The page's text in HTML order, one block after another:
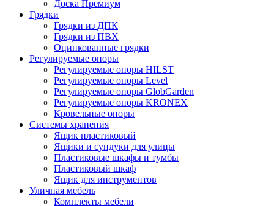
Доска Премиум
Грядки
Грядки из ДПК
Грядки из ПВХ
Оцинкованные грядки
Регулируемые опоры
Регулируемые опоры HILST
Регулируемые опоры Level
Регулируемые опоры GlobGarden
Регулируемые опоры KRONEX
Кровельные опоры
Системы хранения
Ящик пластиковый
Ящики и сундуки для улицы
Пластиковые шкафы и тумбы
Пластиковый шкаф
Ящик для инструментов
Уличная мебель
Комплекты мебели